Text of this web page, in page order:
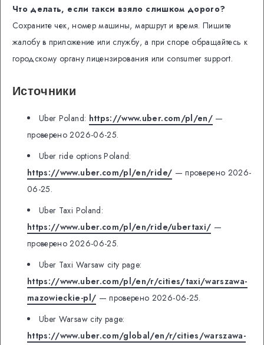
Что делать, если такси взяло слишком дорого?
Сохраните чек, номер машины, маршрут и время. Пишите
жалобу в приложение или службу, а при споре обращайтесь к
городскому органу лицензирования или consumer support.
Источники
Uber Poland: https://www.uber.com/pl/en/ —
проверено 2026-06-25.
Uber ride options Poland:
https://www.uber.com/pl/en/ride/ — проверено 2026-
06-25.
Uber Taxi Poland:
https://www.uber.com/pl/en/ride/ubertaxi/ —
проверено 2026-06-25.
Uber Taxi Warsaw city page:
https://www.uber.com/pl/en/r/cities/taxi/warszawa-
mazowieckie-pl/ — проверено 2026-06-25.
Uber Warsaw city page:
https://www.uber.com/global/en/r/cities/warszawa-